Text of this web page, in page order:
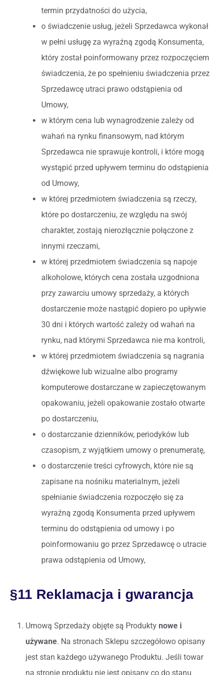
termin przydatności do użycia,
o świadczenie usług, jeżeli Sprzedawca wykonał
w pełni usługę za wyraźną zgodą Konsumenta,
który został poinformowany przez rozpoczęciem
świadczenia, że po spełnieniu świadczenia przez
Sprzedawcę utraci prawo odstąpienia od
Umowy,
w którym cena lub wynagrodzenie zależy od
wahań na rynku finansowym, nad którym
Sprzedawca nie sprawuje kontroli, i które mogą
wystąpić przed upływem terminu do odstąpienia
od Umowy,
w której przedmiotem świadczenia są rzeczy,
które po dostarczeniu, ze względu na swój
charakter, zostają nierozłącznie połączone z
innymi rzeczami,
w której przedmiotem świadczenia są napoje
alkoholowe, których cena została uzgodniona
przy zawarciu umowy sprzedaży, a których
dostarczenie może nastąpić dopiero po upływie
30 dni i których wartość zależy od wahań na
rynku, nad którymi Sprzedawca nie ma kontroli,
w której przedmiotem świadczenia są nagrania
dźwiękowe lub wizualne albo programy
komputerowe dostarczane w zapieczętowanym
opakowaniu, jeżeli opakowanie zostało otwarte
po dostarczeniu,
o dostarczanie dzienników, periodyków lub
czasopism, z wyjątkiem umowy o prenumeratę,
o dostarczenie treści cyfrowych, które nie są
zapisane na nośniku materialnym, jeżeli
spełnianie świadczenia rozpoczęło się za
wyraźną zgodą Konsumenta przed upływem
terminu do odstąpienia od umowy i po
poinformowaniu go przez Sprzedawcę o utracie
prawa odstąpienia od Umowy,
§11 Reklamacja i gwarancja
Umową Sprzedaży objęte są Produkty nowe i
używane. Na stronach Sklepu szczegółowo opisany
jest stan każdego używanego Produktu. Jeśli towar
na stronie produktu nie jest opisany co do stanu